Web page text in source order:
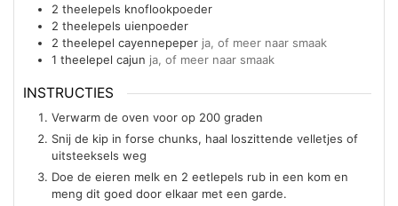
2 theelepels knoflookpoeder
2 theelepels uienpoeder
2 theelepel cayennepeper ja, of meer naar smaak
1 theelepel cajun ja, of meer naar smaak
INSTRUCTIES
Verwarm de oven voor op 200 graden
Snij de kip in forse chunks, haal loszittende velletjes of
uitsteeksels weg
Doe de eieren melk en 2 eetlepels rub in een kom en
meng dit goed door elkaar met een garde.